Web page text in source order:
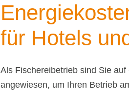
für Hotels
Als Fischereibetrieb sind Sie
angewiesen, um Ihren Betrieb